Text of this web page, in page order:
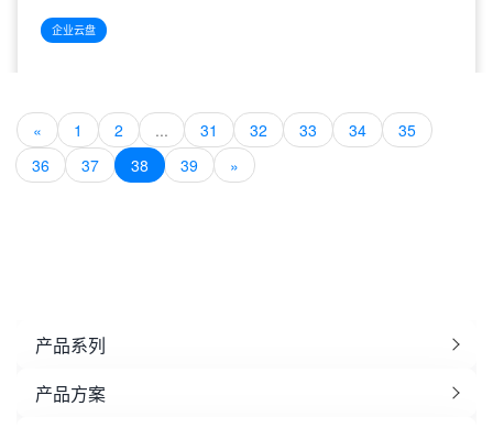
重量级人物。鲜疯食话是什么？美食之外，我们也同广告人探讨
了未来“云”上的广告行业——案例/知识库建设、数据管理
企业云盘
« 1 2 ... 31 32 33 34
35
36
37 38 39 »
产品系列
产品方案